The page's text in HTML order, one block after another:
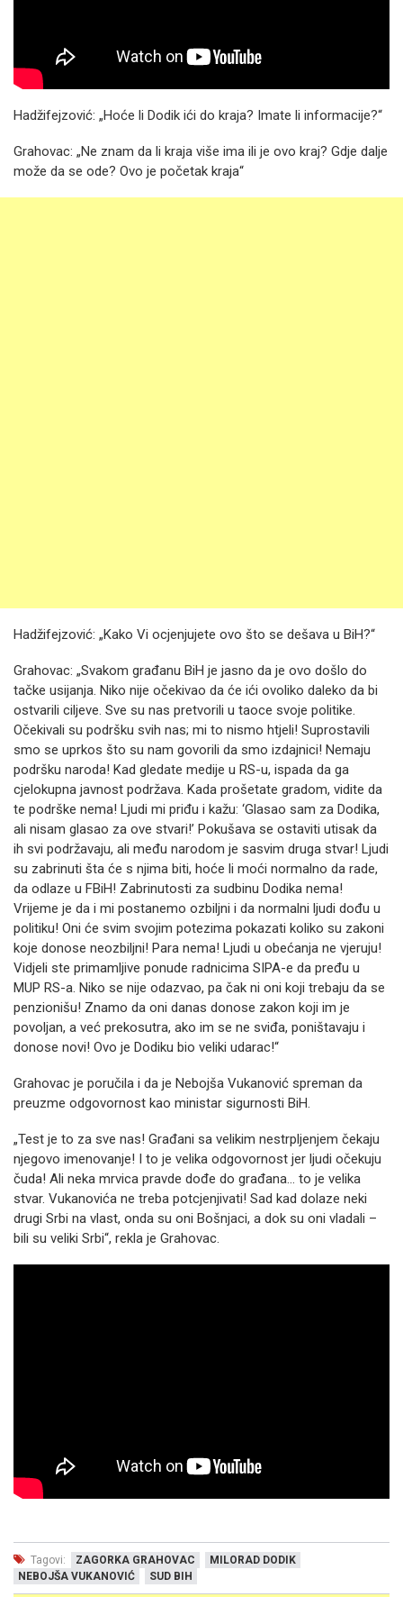
Hadžifejzović: „Hoće li Dodik ići do kraja? Imate li informacije?“
Grahovac: „Ne znam da li kraja više ima ili je ovo kraj? Gdje dalje
može da se ode? Ovo je početak kraja“
Hadžifejzović: „Kako Vi ocjenjujete ovo što se dešava u BiH?“
Grahovac: „Svakom građanu BiH je jasno da je ovo došlo do
tačke usijanja. Niko nije očekivao da će ići ovoliko daleko da bi
ostvarili ciljeve. Sve su nas pretvorili u taoce svoje politike.
Očekivali su podršku svih nas; mi to nismo htjeli! Suprostavili
smo se uprkos što su nam govorili da smo izdajnici! Nemaju
podršku naroda! Kad gledate medije u RS-u, ispada da ga
cjelokupna javnost podržava. Kada prošetate gradom, vidite da
te podrške nema! Ljudi mi priđu i kažu: ‘Glasao sam za Dodika,
ali nisam glasao za ove stvari!’ Pokušava se ostaviti utisak da
ih svi podržavaju, ali među narodom je sasvim druga stvar! Ljudi
su zabrinuti šta će s njima biti, hoće li moći normalno da rade,
da odlaze u FBiH! Zabrinutosti za sudbinu Dodika nema!
Vrijeme je da i mi postanemo ozbiljni i da normalni ljudi dođu u
politiku! Oni će svim svojim potezima pokazati koliko su zakoni
koje donose neozbiljni! Para nema! Ljudi u obećanja ne vjeruju!
Vidjeli ste primamljive ponude radnicima SIPA-e da pređu u
MUP RS-a. Niko se nije odazvao, pa čak ni oni koji trebaju da se
penzionišu! Znamo da oni danas donose zakon koji im je
povoljan, a već prekosutra, ako im se ne sviđa, poništavaju i
donose novi! Ovo je Dodiku bio veliki udarac!“
Grahovac je poručila i da je Nebojša Vukanović spreman da
preuzme odgovornost kao ministar sigurnosti BiH.
„Test je to za sve nas! Građani sa velikim nestrpljenjem čekaju
njegovo imenovanje! I to je velika odgovornost jer ljudi očekuju
čuda! Ali neka mrvica pravde dođe do građana… to je velika
stvar. Vukanovića ne treba potcjenjivati! Sad kad dolaze neki
drugi Srbi na vlast, onda su oni Bošnjaci, a dok su oni vladali –
bili su veliki Srbi“, rekla je Grahovac.
Tagovi: ZAGORKA GRAHOVAC
MILORAD DODIK
NEBOJŠA VUKANOVIĆ
SUD BIH